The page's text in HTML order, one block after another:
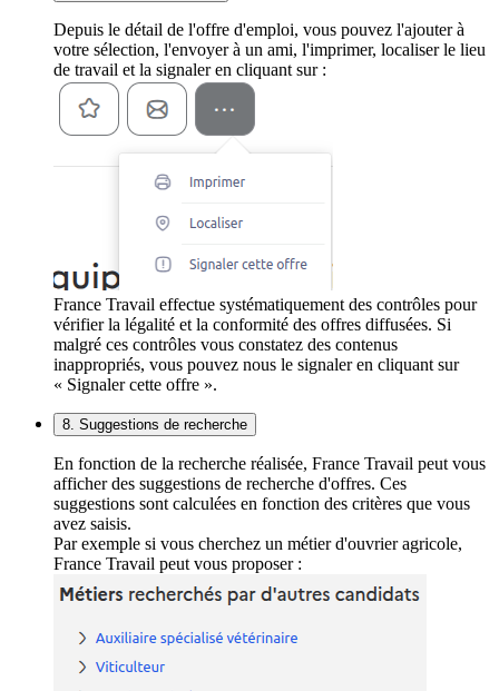
Depuis le détail de l'offre d'emploi, vous pouvez l'ajouter à
votre sélection, l'envoyer à un ami, l'imprimer, localiser le lieu
de travail et la signaler en cliquant sur :
France Travail effectue systématiquement des contrôles pour
vérifier la légalité et la conformité des offres diffusées. Si
malgré ces contrôles vous constatez des contenus
inappropriés, vous pouvez nous le signaler en cliquant sur
« Signaler cette offre ».
8. Suggestions de recherche
En fonction de la recherche réalisée, France Travail peut vous
afficher des suggestions de recherche d'offres. Ces
suggestions sont calculées en fonction des critères que vous
avez saisis.
Par exemple si vous cherchez un métier d'ouvrier agricole,
France Travail peut vous proposer :